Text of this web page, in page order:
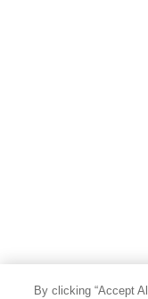
芸術・アート
By clicking “Accept